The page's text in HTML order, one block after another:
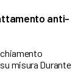
anti-
misura Durante